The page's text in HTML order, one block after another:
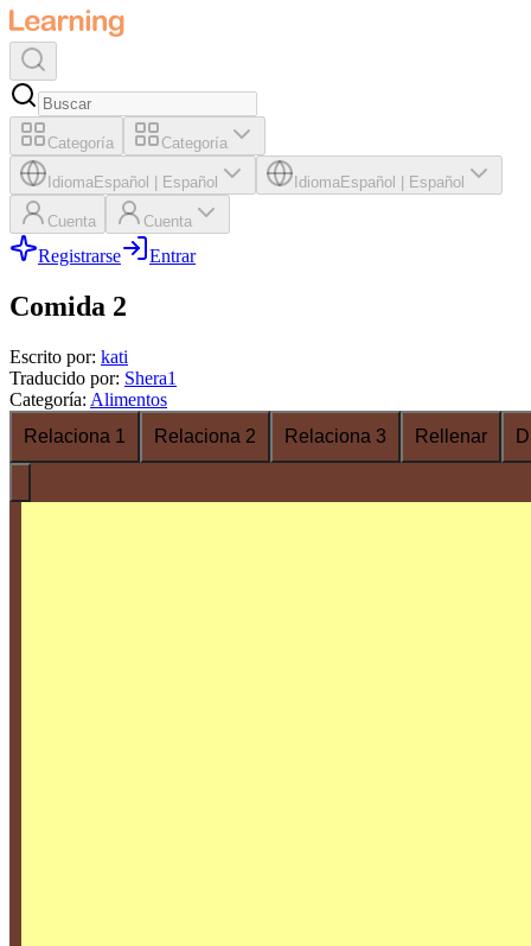
Categoría Categoría
IdiomaEspañol Español IdiomaEspañol Español
Cuenta Cuenta
Registrarse Entrar
Comida 2
Escrito por: kati
Traducido por: Shera1
Categoría: Alimentos
Relaciona 1
Relaciona 2 Relaciona 3 Rellenar